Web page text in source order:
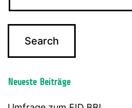
Neueste Beiträge